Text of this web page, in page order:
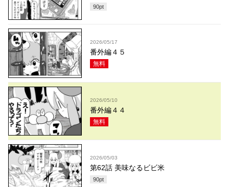
90pt
2026/05/17
番外編４５
無料
2026/05/10
番外編４４
無料
2026/05/03
第62話 美味なるビビ米
90pt